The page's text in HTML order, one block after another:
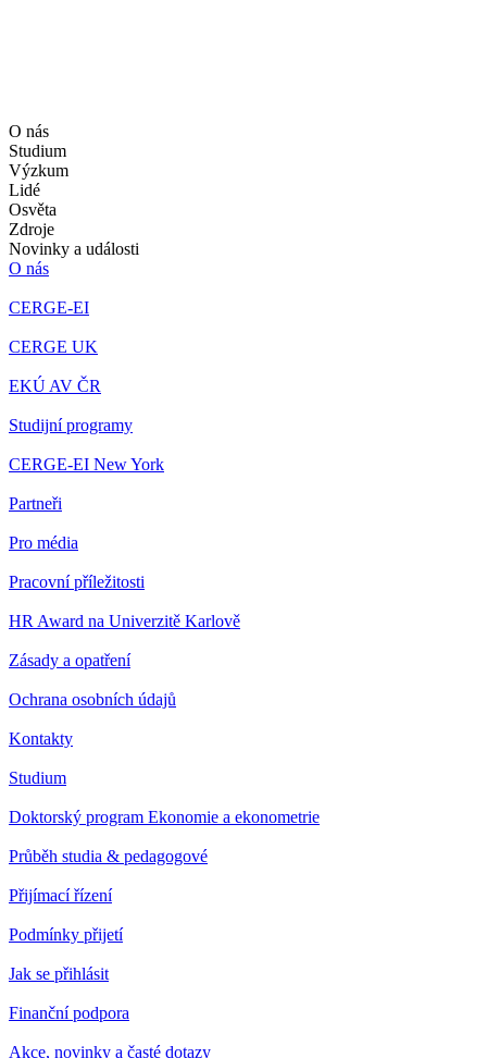
O nás
Studium
Výzkum
Lidé
Osvěta
Zdroje
Novinky a události
O nás
CERGE-EI
CERGE UK
EKÚ AV ČR
Studijní programy
CERGE-EI New York
Partneři
Pro média
Pracovní příležitosti
HR Award na Univerzitě Karlově
Zásady a opatření
Ochrana osobních údajů
Kontakty
Studium
Doktorský program Ekonomie a ekonometrie
Průběh studia & pedagogové
Přijímací řízení
Podmínky přijetí
Jak se přihlásit
Finanční podpora
Akce, novinky a časté dotazy